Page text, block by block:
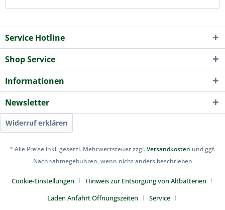
Service Hotline
Shop Service
Informationen
Newsletter
Widerruf erklären
* Alle Preise inkl. gesetzl. Mehrwertsteuer zzgl.Versandkosten und ggf.
Nachnahmegebühren, wenn nicht anders beschrieben
Cookie-Einstellungen
Hinweis zur Entsorgung von Altbatterien
Laden Anfahrt Öffnungszeiten
Service